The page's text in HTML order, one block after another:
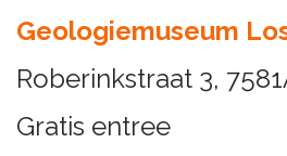
Geologiemuseum
Roberinkstraat 3,
Gratis entree